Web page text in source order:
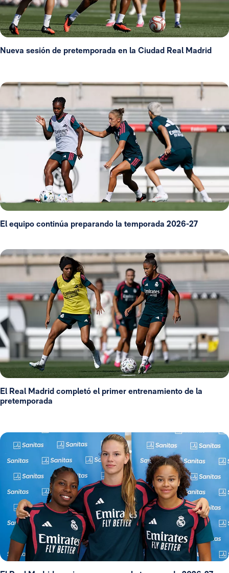
Nueva sesión de pretemporada en la Ciudad Real Madrid
El equipo continúa preparando la temporada 2026-27
El Real Madrid completó el primer entrenamiento de la
pretemporada